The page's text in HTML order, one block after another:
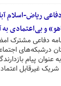
ریاض-اسلام
و بی‌اعتمادی به
دفاعی مشترک
درشبکه‌های
عنوان پیام
غیرقابل